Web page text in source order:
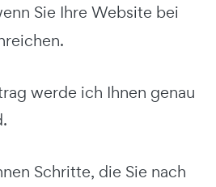
Sie Ihre Website bei
werde ich Ihnen genau
Schritte, die Sie nach